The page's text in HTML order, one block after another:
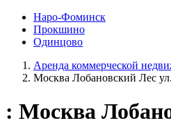
Наро-Фоминск
Прокшино
Одинцово
Аренда коммерческой
Москва Лобановский Лес
: Москва